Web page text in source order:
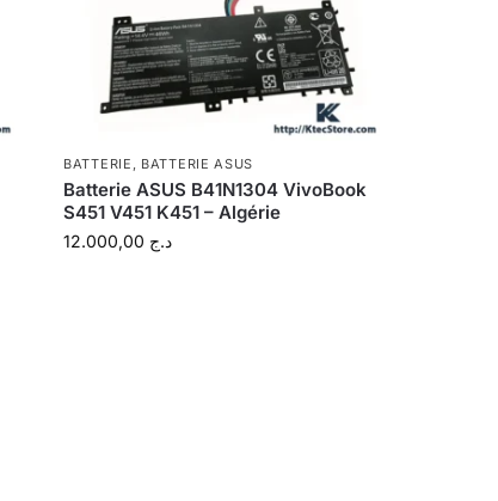
BATTERIE , BATTERIE ASUS
Batterie ASUS B41N1304 VivoBook
S451 V451 K451 – Algérie
د.ج